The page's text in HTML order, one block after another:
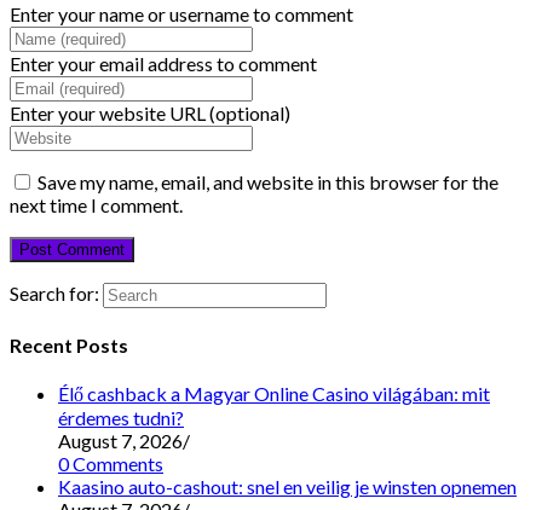
Enter your name or username to comment
Enter your email address to comment
Enter your website URL (optional)
Save my name, email, and website in this browser for the
next time I comment.
Search for:
Recent Posts
Élő cashback a Magyar Online Casino világában: mit
érdemes tudni?
August 7, 2026/
0 Comments
Kaasino auto-cashout: snel en veilig je winsten opnemen